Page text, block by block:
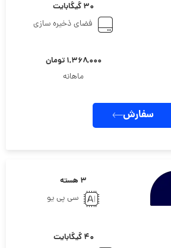
۳۰ گیگابایت
فضای ذخیره سازی
۱,۳۶۸,۰۰۰ تومان
ماهانه
سفارش
۳ هسته
سی پی یو
۴۰ گیگابایت